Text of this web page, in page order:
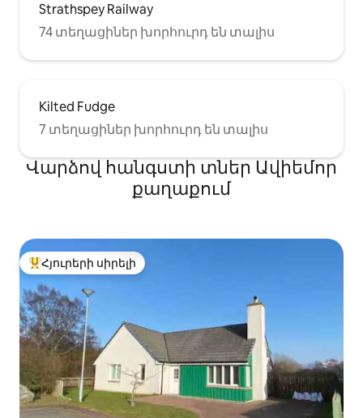
Strathspey Railway
74 տեղացիներ խորհուրդ են տալիս
Kilted Fudge
7 տեղացիներ խորհուրդ են տալիս
Վարձով հանգստի տներ Ավիեմոր
քաղաքում
Հյուրերի սիրելի լավագույն տները
Հյուրերի սիրելի